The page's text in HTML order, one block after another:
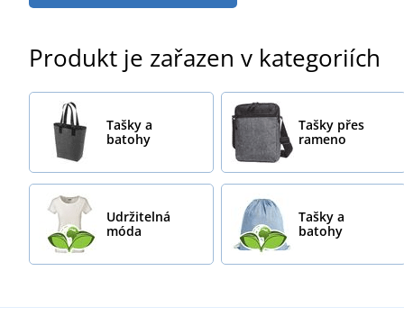
Produkt je zařazen v kategoriích
Tašky a
batohy
Tašky přes
rameno
Udržitelná
móda
Tašky a
batohy